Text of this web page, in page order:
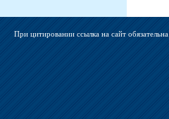
При цитировании ссылка на сайт обязательна